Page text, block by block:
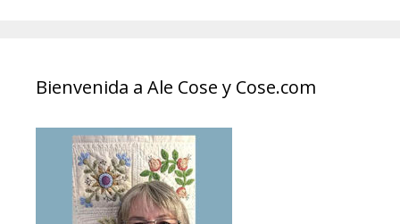
Bienvenida a Ale Cose y Cose.com